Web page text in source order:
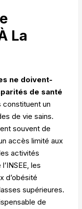
La
ne doivent-
de santé
un
de vie sains.
souvent de
accès limité aux
activités
les
d’obésité
supérieures.
de